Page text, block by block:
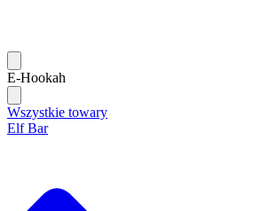
E-Hookah
Wszystkie towary
Elf Bar